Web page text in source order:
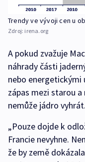
Trendy ve vývoji cen u
Zdroj: irena.org
A pokud zvažuje
náhrady části
nebo energetickými
zápas mezi starou
nemůže jádro vyhrát.
„Pouze dojde k
Francie nevyhne.
že by země